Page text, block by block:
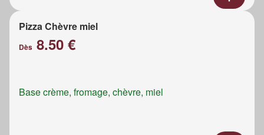
Pizza Chèvre miel
Dès 8.50 €
Base crème, fromage, chèvre, miel